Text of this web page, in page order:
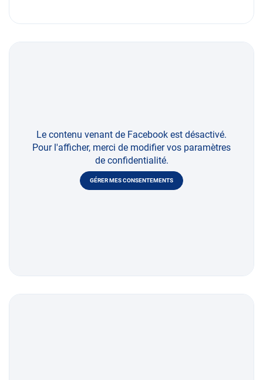
Le contenu venant de Facebook est désactivé.
Pour l'afficher, merci de modifier vos paramètres
de confidentialité.
GÉRER MES CONSENTEMENTS